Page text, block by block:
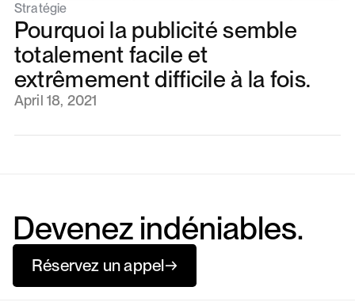
Stratégie
Pourquoi la publicité semble
totalement facile et
extrêmement difficile à la fois.
April 18, 2021
Devenez indéniables.
Réservez un appel→